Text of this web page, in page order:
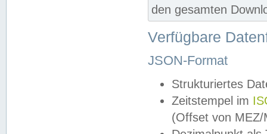
den gesamten
Verfügbare
JSON-Format
Strukturiertes
Zeitstempel im
(Offset von MEZ/